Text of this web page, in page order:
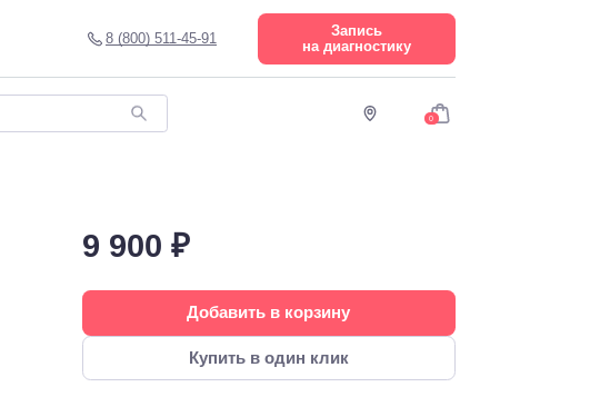
8 (800) 511-45-91
Запись
на диагностику
0
9 900 ₽
Добавить в корзину
Купить в один клик